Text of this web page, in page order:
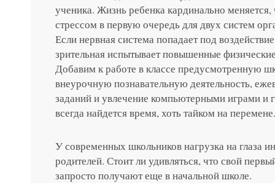
ученика. Жизнь ребенка кардинально меняется,
стрессом в первую очередь для двух систем
Если нервная система попадает под
зрительная испытывает повышенные
Добавим к работе в классе предусмотренную
внеурочную познавательную деятельность,
заданий и увлечение компьютерными играми и
всегда найдется время, хоть тайком на перемене.
У современных школьников нагрузка на глаза
родителей. Стоит ли удивляться, что свой
запросто получают еще в начальной школе.
Яндекс
Яндекс
Я соглашаюсь на получение
политикой конфиденциальности
Консультация и прием у
Нажимая на кнопку «Отправить»,
Я соглашаюсь на получение
политикой конфиденциальности
Нажимая на кнопку «Отправить»,
Я соглашаюсь на получение
политикой конфиденциальности
Нажимая на кнопку
Я соглашаюсь на получение
политикой конфиденциальности
Нажимая на кнопку
Я соглашаюсь на получение